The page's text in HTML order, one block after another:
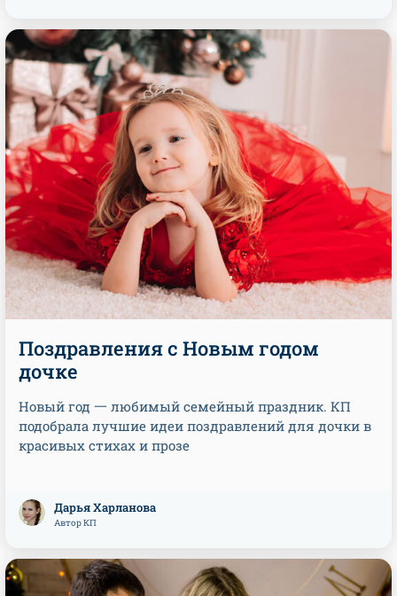
Поздравления с Новым годом
дочке
Новый год 一 любимый семейный праздник. КП
подобрала лучшие идеи поздравлений для дочки в
красивых стихах и прозе
Дарья Харланова
Автор КП